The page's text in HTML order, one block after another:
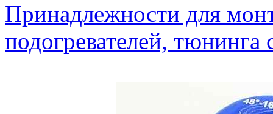
Принадлежности для
подогревателей,